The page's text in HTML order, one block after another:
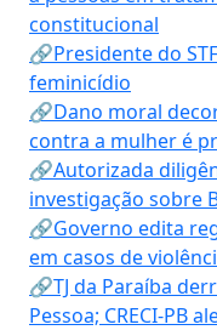
constitucional
🔗Presidente do
feminicídio
🔗Dano moral
contra a mulher é
🔗Autorizada
investigação sobre
🔗Governo edita
em casos de
🔗TJ da Paraíba
Pessoa; CRECI-PB